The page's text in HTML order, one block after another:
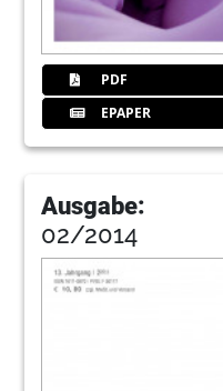
PDF
EPAPER
Ausgabe:
02/2014